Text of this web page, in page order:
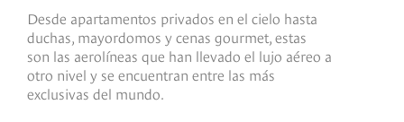
Desde apartamentos privados en el cielo hasta
duchas, mayordomos y cenas gourmet, estas
son las aerolíneas que han llevado el lujo aéreo a
otro nivel y se encuentran entre las más
exclusivas del mundo.